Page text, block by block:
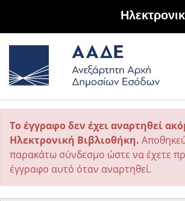
Το έγγραφο δεν έχει αναρτηθεί
Ηλεκτρονική Βιβλιοθήκη.
παρακάτω σύνδεσμο ώστε να έχετε
έγγραφο αυτό όταν αναρτηθεί.